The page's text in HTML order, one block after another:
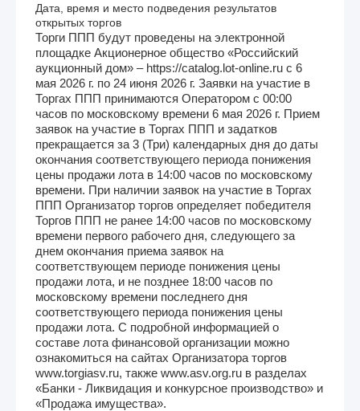
Дата, время и место подведения результатов
открытых торгов
Торги ППП будут проведены на электронной
площадке Акционерное общество «Российский
аукционный дом» – https://catalog.lot-online.ru с 6
мая 2026 г. по 24 июня 2026 г. Заявки на участие в
Торгах ППП принимаются Оператором с 00:00
часов по московскому времени 6 мая 2026 г. Прием
заявок на участие в Торгах ППП и задатков
прекращается за 3 (Три) календарных дня до даты
окончания соответствующего периода понижения
цены продажи лота в 14:00 часов по московскому
времени. При наличии заявок на участие в Торгах
ППП Организатор торгов определяет победителя
Торгов ППП не ранее 14:00 часов по московскому
времени первого рабочего дня, следующего за
днем окончания приема заявок на
соответствующем периоде понижения цены
продажи лота, и не позднее 18:00 часов по
московскому времени последнего дня
соответствующего периода понижения цены
продажи лота. С подробной информацией о
составе лота финансовой организации можно
ознакомиться на сайтах Организатора торгов
www.torgiasv.ru, также www.asv.org.ru в разделах
«Банки - Ликвидация и конкурсное производство» и
«Продажа имущества».